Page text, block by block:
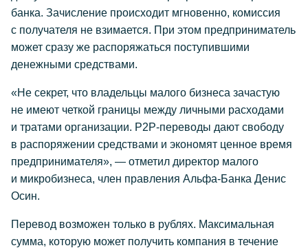
банка. Зачисление происходит мгновенно, комиссия
с получателя не взимается. При этом предприниматель
может сразу же распоряжаться поступившими
денежными средствами.
«Не секрет, что владельцы малого бизнеса зачастую
не имеют четкой границы между личными расходами
и тратами организации. P2P-переводы дают свободу
в распоряжении средствами и экономят ценное время
предпринимателя», — отметил директор малого
и микробизнеса, член правления Альфа-Банка Денис
Осин.
Перевод возможен только в рублях. Максимальная
сумма, которую может получить компания в течение